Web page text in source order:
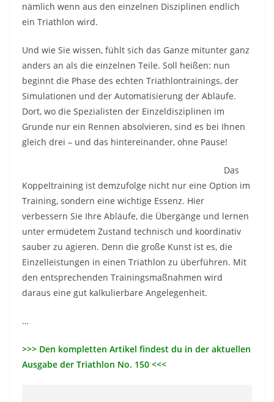
nämlich wenn aus den einzelnen Disziplinen endlich
ein Triathlon wird.
Und wie Sie wissen, fühlt sich das Ganze mitunter ganz
anders an als die einzelnen Teile. Soll heißen: nun
beginnt die Phase des echten Triathlontrainings, der
Simulationen und der Automatisierung der Abläufe.
Dort, wo die Spezialisten der Einzeldisziplinen im
Grunde nur ein Rennen absolvieren, sind es bei Ihnen
gleich drei – und das hintereinander, ohne Pause!
Das
Koppeltraining ist demzufolge nicht nur eine Option im
Training, sondern eine wichtige Essenz. Hier
verbessern Sie Ihre Abläufe, die Übergänge und lernen
unter ermüdetem Zustand technisch und koordinativ
sauber zu agieren. Denn die große Kunst ist es, die
Einzelleistungen in einen Triathlon zu überführen. Mit
den entsprechenden Trainingsmaßnahmen wird
daraus eine gut kalkulierbare Angelegenheit.
…
>>> Den kompletten Artikel findest du in der aktuellen
Ausgabe der Triathlon No. 150 <<<